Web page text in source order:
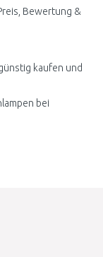
Bewertung &
kaufen und
bei